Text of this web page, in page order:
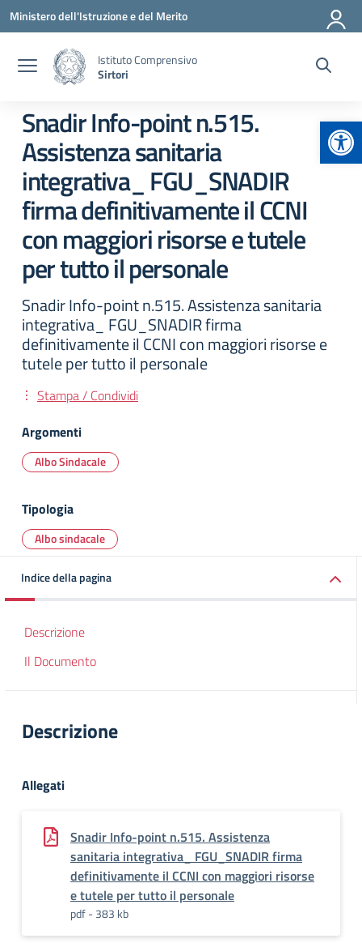
Vai ai contenuti
Vai al menu di navigazione
Vai al footer
Ministero dell'Istruzione e del Merito
Istituto Comprensivo
Sirtori
Snadir Info-point n.515.
Assistenza sanitaria
integrativa_ FGU_SNADIR
firma definitivamente il CCNI
con maggiori risorse e tutele
per tutto il personale
Snadir Info-point n.515. Assistenza sanitaria
integrativa_ FGU_SNADIR firma
definitivamente il CCNI con maggiori risorse e
tutele per tutto il personale
Stampa / Condividi
Argomenti
Albo Sindacale
Tipologia
Albo sindacale
Indice della pagina
Descrizione
Il Documento
Descrizione
Allegati
Snadir Info-point n.515. Assistenza
sanitaria integrativa_ FGU_SNADIR firma
definitivamente il CCNI con maggiori risorse
e tutele per tutto il personale
pdf - 383 kb